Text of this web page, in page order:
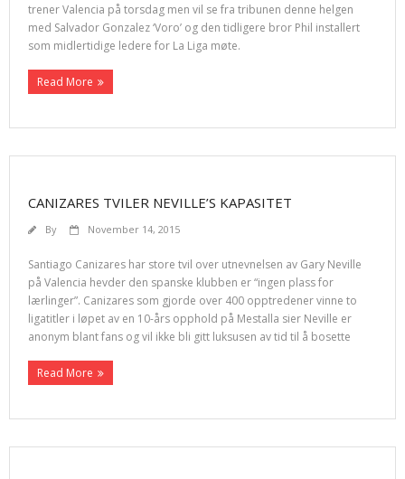
trener Valencia på torsdag men vil se fra tribunen denne helgen
med Salvador Gonzalez ‘Voro’ og den tidligere bror Phil installert
som midlertidige ledere for La Liga møte.
Read More
CANIZARES TVILER NEVILLE’S KAPASITET
By November 14, 2015
Santiago Canizares har store tvil over utnevnelsen av Gary Neville
på Valencia hevder den spanske klubben er “ingen plass for
lærlinger”. Canizares som gjorde over 400 opptredener vinne to
ligatitler i løpet av en 10-års opphold på Mestalla sier Neville er
anonym blant fans og vil ikke bli gitt luksusen av tid til å bosette
Read More